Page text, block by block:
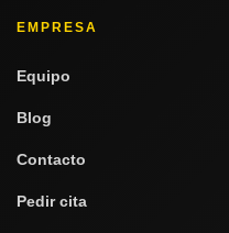
EMPRESA
Equipo
Blog
Contacto
Pedir cita